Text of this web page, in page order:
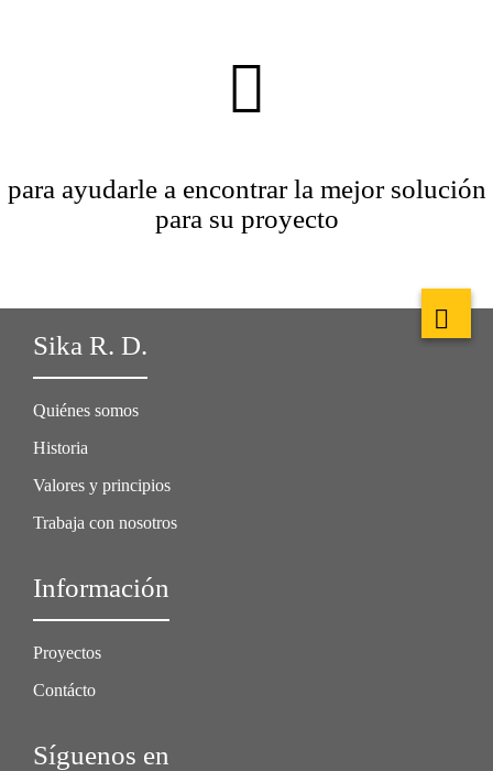
para ayudarle a encontrar la mejor solución
para su proyecto
Sika R. D.
Quiénes somos
Historia
Valores y principios
Trabaja con nosotros
Información
Proyectos
Contácto
Síguenos en